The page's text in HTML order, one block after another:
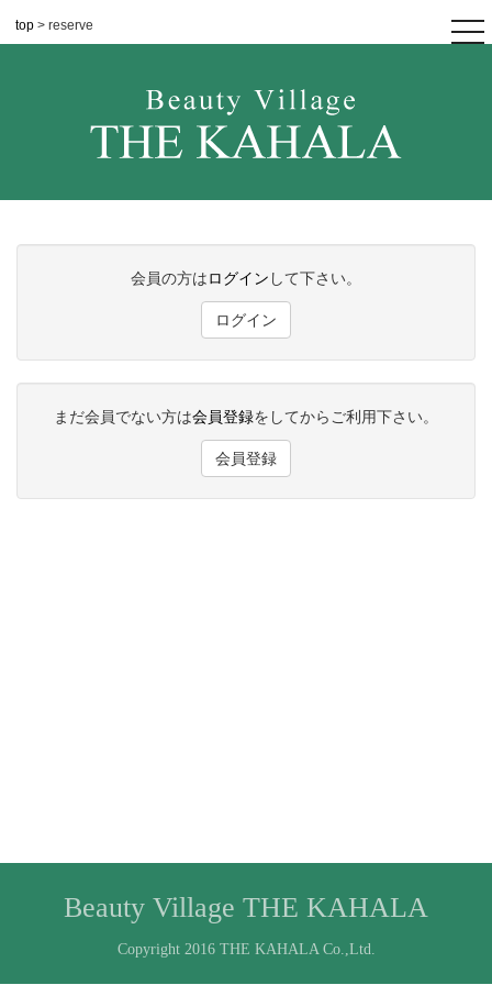
top > reserve
会員の方はログイン して下さい。
ログイン
まだ会員でない方は会員登録をしてからご利用下さい。
会員登録
Beauty Village THE KAHALA
Copyright 2016 THE KAHALA Co.,Ltd.